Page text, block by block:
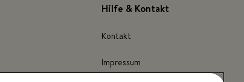
Hilfe & Kontakt
Kontakt
Impressum